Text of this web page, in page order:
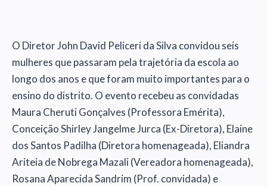
O Diretor John David Peliceri da Silva convidou seis
mulheres que passaram pela trajetória da escola ao
longo dos anos e que foram muito importantes para o
ensino do distrito. O evento recebeu as convidadas
Maura Cheruti Gonçalves (Professora Emérita),
Conceição Shirley Jangelme Jurca (Ex-Diretora), Elaine
dos Santos Padilha (Diretora homenageada), Eliandra
Ariteia de Nobrega Mazali (Vereadora homenageada),
Rosana Aparecida Sandrim (Prof. convidada) e